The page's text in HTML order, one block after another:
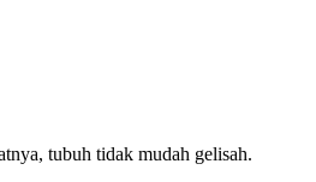
tubuh tidak mudah gelisah.